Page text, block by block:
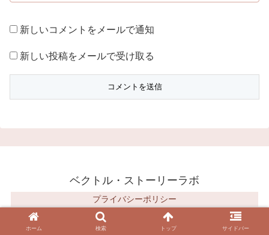
新しいコメントをメールで通知
新しい投稿をメールで受け取る
ベクトル・ストーリーラボ
プライバシーポリシー
© 2018 ベクトル・ストーリーラボ.
ホーム 検索 トップ サイドバー